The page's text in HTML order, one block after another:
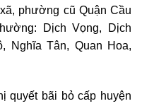
phường cũ Quận Cầu
Dịch Vọng, Dịch
Nghĩa Tân, Quan Hoa,
quyết bãi bỏ cấp huyện